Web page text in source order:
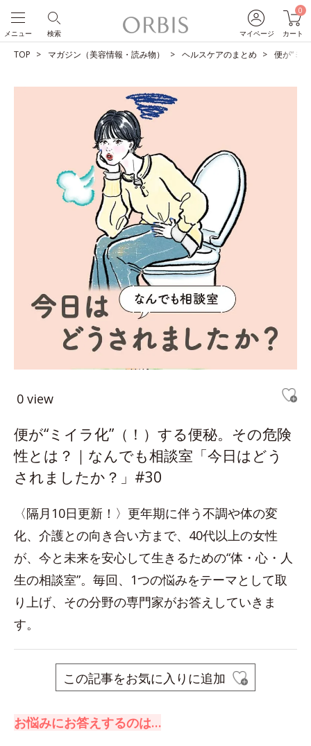
マイページ
0
カート
検索
メニュー
TOP マガジン（美容情報・読み物） ヘルスケアのまとめ 便が“ミ
0 view
便が“ミイラ化”（！）する便秘。その危険
性とは？｜なんでも相談室「今日はどう
されましたか？」#30
〈隔月10日更新！〉更年期に伴う不調や体の変
化、介護との向き合い方まで、40代以上の女性
が、今と未来を安心して生きるための“体・心・人
生の相談室”。毎回、1つの悩みをテーマとして取
り上げ、その分野の専門家がお答えしていきま
す。
この記事をお気に入りに追加
お悩みにお答えするのは…